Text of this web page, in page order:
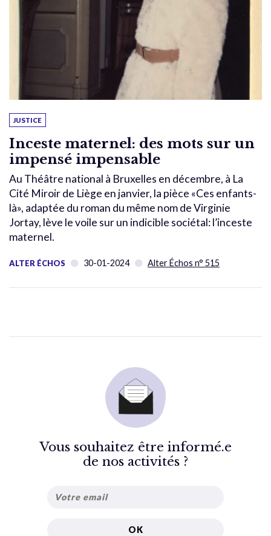
JUSTICE
Inceste maternel: des mots sur un
impensé impensable
Au Théâtre national à Bruxelles en décembre, à La
Cité Miroir de Liège en janvier, la pièce «Ces enfants-
là», adaptée du roman du même nom de Virginie
Jortay, lève le voile sur un indicible sociétal: l’inceste
maternel.
ALTER ÉCHOS 30-01-2024 Alter Échos n° 515
Vous souhaitez être informé.e
de nos activités ?